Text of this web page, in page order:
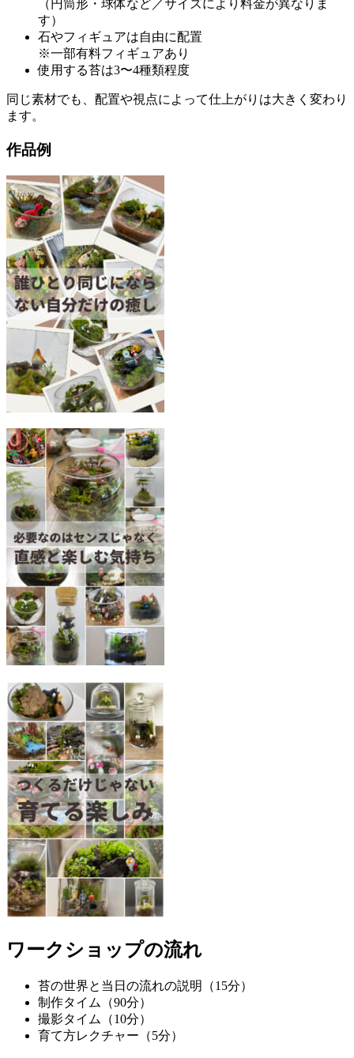
（円筒形・球体など／サイズにより料金が異なりま
す）
石やフィギュアは自由に配置
※一部有料フィギュアあり
使用する苔は3〜4種類程度
同じ素材でも、配置や視点によって仕上がりは大きく変わり
ます。
作品例
ワークショップの流れ
苔の世界と当日の流れの説明（15分）
制作タイム（90分）
撮影タイム（10分）
育て方レクチャー（5分）